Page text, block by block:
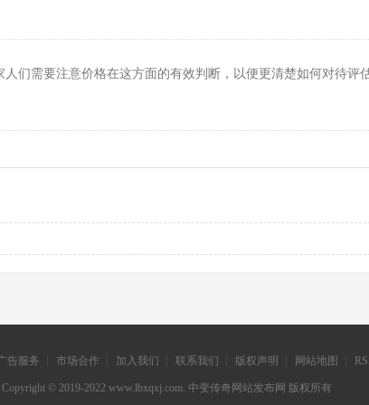
们需要注意价格在这方面的有效判断，以便更清楚如何对待评
告服务 ┊ 市场合作 ┊ 加入我们 ┊ 联系我们 ┊ 版权声明 ┊ 网站地图 ┊
Copyright © 2019-2022 www.lbxqxj.com. 中变传奇网站发布网 版权所有